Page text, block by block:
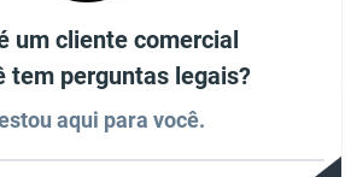
um cliente comercial
tem perguntas legais?
aqui para você.